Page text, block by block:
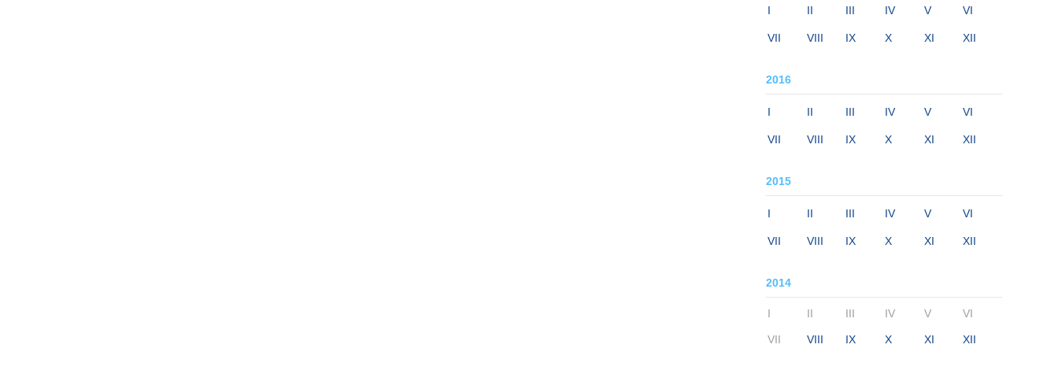
I II III IV V VI
VII VIII IX X XI XII
2016
I II III IV V VI
VII VIII IX X XI XII
2015
I II III IV V VI
VII VIII IX X XI XII
2014
I II III IV V VI
VII VIII IX X XI XII